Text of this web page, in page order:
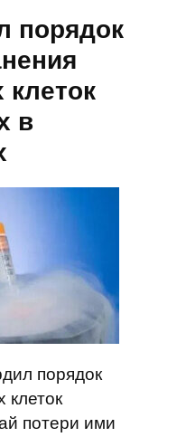
порядок
в
порядок
клеток
потери ими